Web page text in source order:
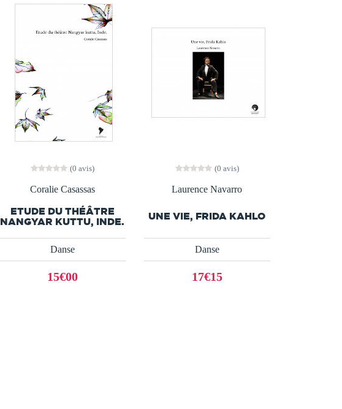
(0 avis)
Coralie Casassas
ETUDE DU THÉÂTRE
NANGYAR KUTTU, INDE.
Danse
15€00
(0 avis)
Laurence Navarro
UNE VIE, FRIDA KAHLO
Danse
17€15